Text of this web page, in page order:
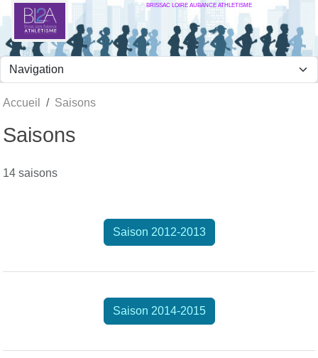
BRISSAC LOIRE AUBANCE ATHLETISME
Accueil Saisons
Saisons
14 saisons
Saison 2012-2013
Saison 2014-2015
Panneau de gestion des cookies